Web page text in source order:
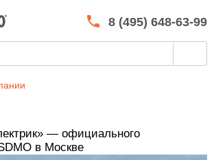
8 (495) 648-63-99
— официального
в Москве